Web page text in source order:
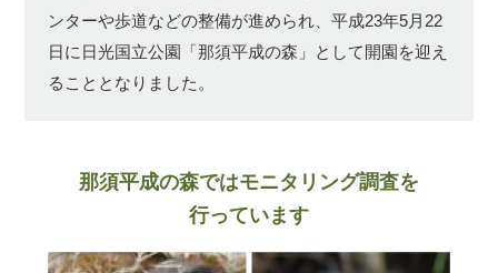
ンターや歩道などの整備が進められ、平成23年5月22
日に日光国立公園「那須平成の森」として開園を迎え
ることとなりました。
那須平成の森ではモニタリング調査を
行っています